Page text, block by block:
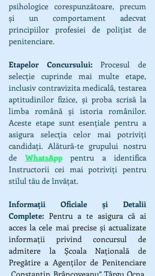
psihologice corespunzătoare, precum
și un comportament adecvat
principiilor profesiei de polițist de
penitenciare.
Etapelor Concursului: Procesul de
selecție cuprinde mai multe etape,
inclusiv contravizita medicală, testarea
aptitudinilor fizice, și proba scrisă la
limba română și istoria românilor.
Aceste etape sunt esențiale pentru a
asigura selecția celor mai potriviți
candidați. Alătură-te grupului nostru
de WhatsApp pentru a identifica
Instructorii cei mai potriviți pentru
stilul tău de învățat.
Informații Oficiale și Detalii
Complete: Pentru a te asigura că ai
acces la cele mai precise și actualizate
informații privind concursul de
admitere la Școala Națională de
Pregătire a Agenților de Penitenciare
„Constantin Brâncoveanu” Târgu Ocna,